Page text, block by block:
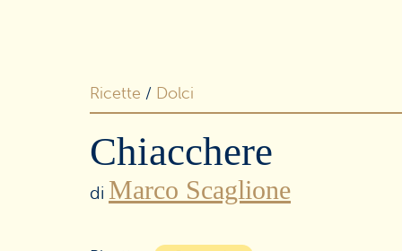
I buoni
senza lattosio
Ricette / Dolci
Chiacchere
di Marco Scaglione